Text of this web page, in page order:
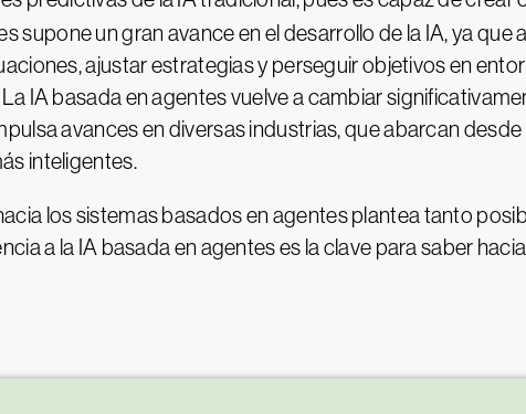
supone un gran avance en el desarrollo de la IA, ya
ajustar estrategias y perseguir objetivos en
IA basada en agentes vuelve a cambiar
avances en diversas industrias, que abarcan
inteligentes.
los sistemas basados en agentes plantea tanto
a la IA basada en agentes es la clave para saber